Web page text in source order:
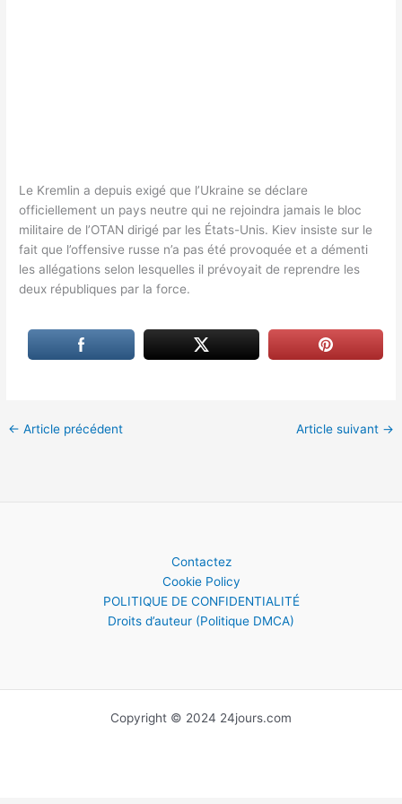
Le Kremlin a depuis exigé que l’Ukraine se déclare
officiellement un pays neutre qui ne rejoindra jamais le bloc
militaire de l’OTAN dirigé par les États-Unis. Kiev insiste sur le
fait que l’offensive russe n’a pas été provoquée et a démenti
les allégations selon lesquelles il prévoyait de reprendre les
deux républiques par la force.
← Article précédent Article suivant →
Contactez
Cookie Policy
POLITIQUE DE CONFIDENTIALITÉ
Droits d’auteur (Politique DMCA)
Copyright © 2024 24jours.com